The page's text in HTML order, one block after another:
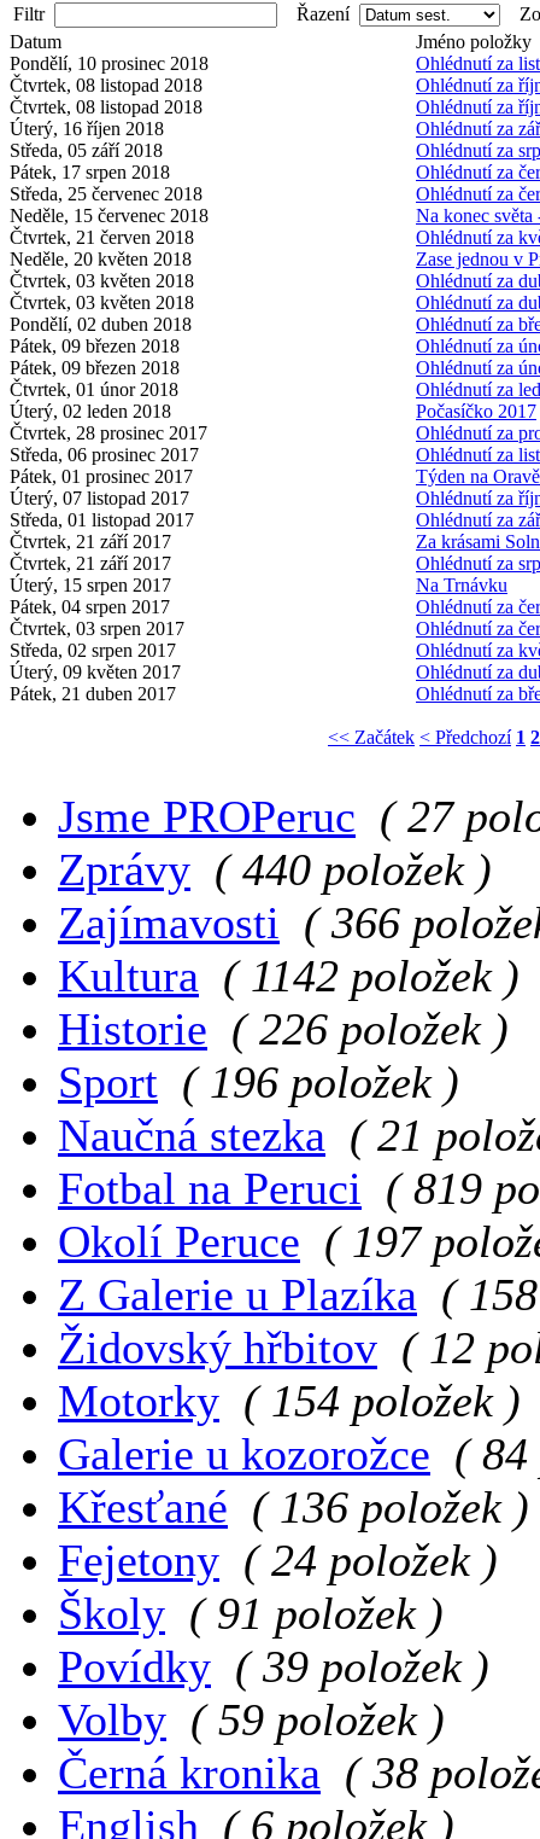
Filtr Řazení
Datum
Jméno položky
Pondělí, 10 prosinec 2018
Ohlédnutí za
Čtvrtek, 08 listopad 2018
Ohlédnutí za
Čtvrtek, 08 listopad 2018
Ohlédnutí za
Úterý, 16 říjen 2018
Ohlédnutí za
Středa, 05 září 2018
Ohlédnutí za
Pátek, 17 srpen 2018
Ohlédnutí za
Středa, 25 červenec 2018
Ohlédnutí za
Neděle, 15 červenec 2018
Na konec světa
Čtvrtek, 21 červen 2018
Ohlédnutí za
Neděle, 20 květen 2018
Zase jednou v
Čtvrtek, 03 květen 2018
Ohlédnutí za
Čtvrtek, 03 květen 2018
Ohlédnutí za
Pondělí, 02 duben 2018
Ohlédnutí za
Pátek, 09 březen 2018
Ohlédnutí za
Pátek, 09 březen 2018
Ohlédnutí za
Čtvrtek, 01 únor 2018
Ohlédnutí za
Úterý, 02 leden 2018
Počasíčko 2017
Čtvrtek, 28 prosinec 2017
Ohlédnutí za
Středa, 06 prosinec 2017
Ohlédnutí za
Pátek, 01 prosinec 2017
Týden na Oravě
Úterý, 07 listopad 2017
Ohlédnutí za
Středa, 01 listopad 2017
Ohlédnutí za
Čtvrtek, 21 září 2017
Za krásami
Čtvrtek, 21 září 2017
Ohlédnutí za
Úterý, 15 srpen 2017
Na Trnávku
Pátek, 04 srpen 2017
Ohlédnutí za
Čtvrtek, 03 srpen 2017
Ohlédnutí za
Středa, 02 srpen 2017
Ohlédnutí za
Úterý, 09 květen 2017
Ohlédnutí za
Pátek, 21 duben 2017
Ohlédnutí za
<< Začátek < Předchozí 1 2
Jsme PROPeruc ( 27
Zprávy ( 440 položek )
Zajímavosti ( 366
Kultura ( 1142 položek )
Historie ( 226 položek )
Sport ( 196 položek )
Naučná stezka ( 21
Fotbal na Peruci ( 819
Okolí Peruce ( 197
Z Galerie u Plazíka (
Židovský hřbitov ( 12
Motorky ( 154 položek )
Galerie u kozorožce ( 84
Křesťané ( 136 položek )
Fejetony ( 24 položek )
Školy ( 91 položek )
Povídky ( 39 položek )
Volby ( 59 položek )
Černá kronika ( 38
English ( 6 položek )